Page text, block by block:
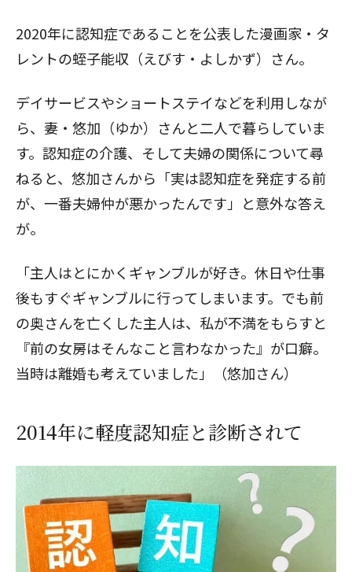
2020年に認知症であることを公表した漫画家・タ
レントの蛭子能収（えびす・よしかず）さん。
デイサービスやショートステイなどを利用しなが
ら、妻・悠加（ゆか）さんと二人で暮らしていま
す。認知症の介護、そして夫婦の関係について尋
ねると、悠加さんから「実は認知症を発症する前
が、一番夫婦仲が悪かったんです」と意外な答え
が。
「主人はとにかくギャンブルが好き。休日や仕事
後もすぐギャンブルに行ってしまいます。でも前
の奥さんを亡くした主人は、私が不満をもらすと
『前の女房はそんなこと言わなかった』が口癖。
当時は離婚も考えていました」（悠加さん）
2014年に軽度認知症と診断されて